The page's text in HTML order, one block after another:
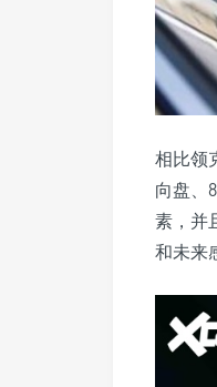
相比领
向盘、
素，并
和未来